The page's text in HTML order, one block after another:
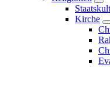
Staatskult
Kirche